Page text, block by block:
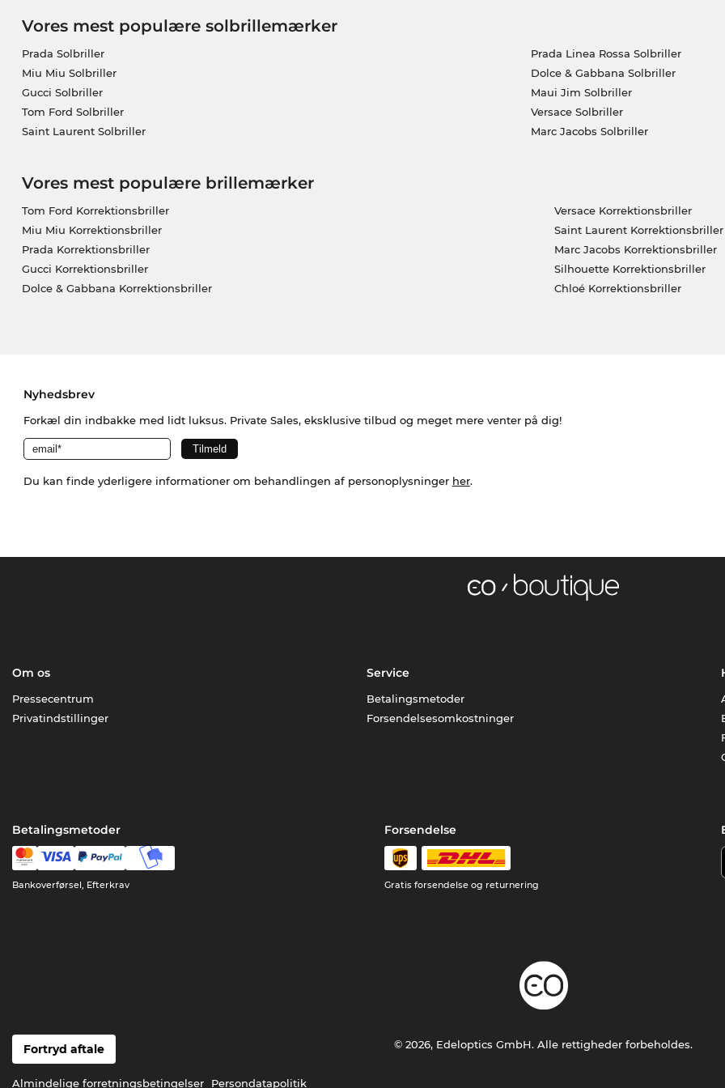
Vores mest populære solbrillemærker
Prada Solbriller
Miu Miu Solbriller
Gucci Solbriller
Tom Ford Solbriller
Saint Laurent Solbriller
Prada Linea Rossa Solbriller
Dolce & Gabbana Solbriller
Maui Jim Solbriller
Versace Solbriller
Marc Jacobs Solbriller
Vores mest populære brillemærker
Tom Ford Korrektionsbriller
Miu Miu Korrektionsbriller
Prada Korrektionsbriller
Gucci Korrektionsbriller
Dolce & Gabbana Korrektionsbriller
Versace Korrektionsbriller
Saint Laurent Korrektionsbriller
Marc Jacobs Korrektionsbriller
Silhouette Korrektionsbriller
Chloé Korrektionsbriller
Nyhedsbrev
Forkæl din indbakke med lidt luksus. Private Sales, eksklusive tilbud og meget mere venter på dig!
Du kan finde yderligere informationer om behandlingen af personoplysninger her.
Om os
Pressecentrum
Privatindstillinger
Service
Betalingsmetoder
Forsendelsesomkostninger
Betalingsmetoder
Bankoverførsel, Efterkrav
Forsendelse
Gratis forsendelse og returnering
Fortryd aftale
Almindelige forretningsbetingelser Persondatapolitik
© 2026, Edeloptics GmbH. Alle rettigheder forbeholdes.